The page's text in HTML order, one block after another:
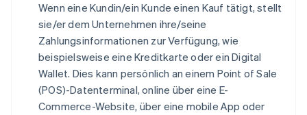
Wenn eine Kundin/ein Kunde einen Kauf tätigt, stellt
sie/er dem Unternehmen ihre/seine
Zahlungsinformationen zur Verfügung, wie
beispielsweise eine Kreditkarte oder ein Digital
Wallet. Dies kann persönlich an einem Point of Sale
(POS)-Datenterminal, online über eine E-
Commerce-Website, über eine mobile App oder